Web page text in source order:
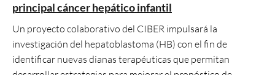
principal cáncer hepático infantil
Un proyecto colaborativo del CIBER impulsará la
investigación del hepatoblastoma (HB) con el fin de
identificar nuevas dianas terapéuticas que permitan